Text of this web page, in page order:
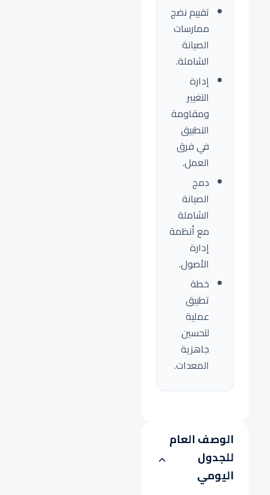
تقييم نضج
ممارسات
الصيانة
الشاملة.
إدارة
التغيير
ومقاومة
التطبيق
في فرق
العمل.
دمج
الصيانة
الشاملة
مع أنظمة
إدارة
الأصول.
خطة
تطبيق
عملية
لتحسين
جاهزية
المعدات.
الوصف العام
للجدول
اليومي